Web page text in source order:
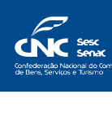
conteúdo